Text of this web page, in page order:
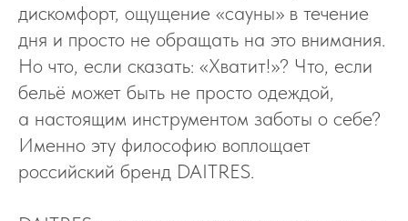
дискомфорт, ощущение «сауны» в течение
дня и просто не обращать на это внимания.
Но что, если сказать: «Хватит!»? Что, если
бельё может быть не просто одеждой,
а настоящим инструментом заботы о себе?
Именно эту философию воплощает
российский бренд DAITRES.